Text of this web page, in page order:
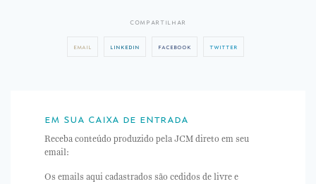
compartilhar
email linkedin facebook twitter
em sua caixa de entrada
Receba conteúdo produzido pela JCM direto em seu
email:
Os emails aqui cadastrados são cedidos de livre e